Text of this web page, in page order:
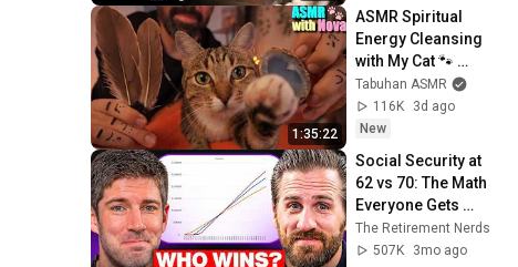
1:35:22
ASMR Spiritual
Energy Cleansing
with My Cat 🐾
Purring & Reiki for
Sleep & Stress
Relief
Tabuhan ASMR
116K
3d ago
New
Social Security at
62 vs 70: The Math
Everyone Gets
Wrong
The Retirement Nerds
507K
3mo ago